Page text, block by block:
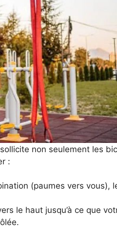
non seulement les
:
(paumes vers vous),
le haut jusqu’à ce que